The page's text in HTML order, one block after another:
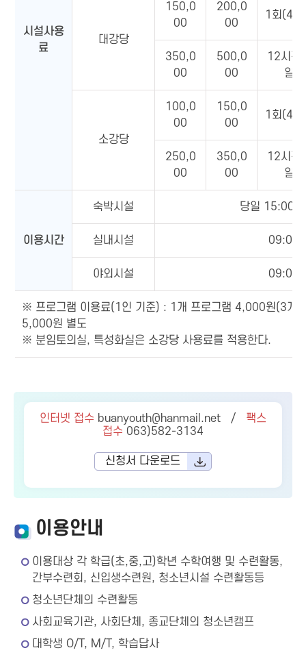
시설사용
료
대강당
150,0
00
200,0
00
1회(4시
350,0
00
500,0
00
12시간
일)
소강당
100,0
00
150,0
00
1회(4시
250,0
00
350,0
00
12시간
일)
이용시간
숙박시설 당일 15:00
실내시설 09:00
야외시설 09:00
※ 프로그램 이용료(1인 기준) : 1개 프로그램 4,000원(3개
5,000원 별도
※ 분임토의실, 특성화실은 소강당 사용료를 적용한다.
인터넷 접수 buanyouth@hanmail.net / 팩스
접수 063)582-3134
신청서 다운로드
이용안내
이용대상 각 학급(초,중,고)학년 수학여행 및 수련활동,
간부수련회, 신입생수련원, 청소년시설 수련활동등
청소년단체의 수련활동
사회교육기관, 사회단체, 종교단체의 청소년캠프
대학생 O/T, M/T, 학습답사